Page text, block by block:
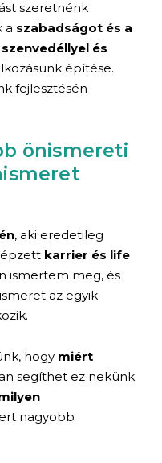
szeretnénk
a szabadságot és a
szenvedéllyel és
építése.
fejlesztésén
önismereti
, aki eredetileg
karrier és life
ismertem meg, és
az egyik
hogy miért
segíthet ez nekünk
nagyobb